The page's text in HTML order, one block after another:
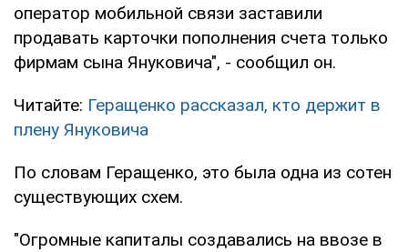
оператор мобильной связи заставили
продавать карточки пополнения счета только
фирмам сына Януковича", - сообщил он.
Читайте: Геращенко рассказал, кто держит в
плену Януковича
По словам Геращенко, это была одна из сотен
существующих схем.
"Огромные капиталы создавались на ввозе в